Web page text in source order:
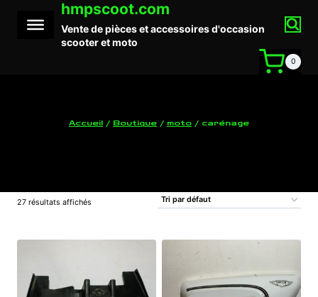
contenu
hmpscoot.com
Vente de pièces et accessoires d'occasion
scooter et moto
0
Accueil / Boutique / moto / carénage
27 résultats affichés